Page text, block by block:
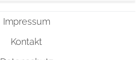
Impressum
Kontakt